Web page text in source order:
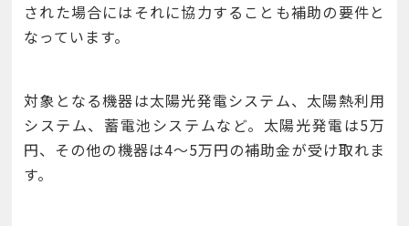
された場合にはそれに協力することも補助の要件と
なっています。
対象となる機器は太陽光発電システム、太陽熱利用
システム、蓄電池システムなど。太陽光発電は5万
円、その他の機器は4～5万円の補助金が受け取れま
す。